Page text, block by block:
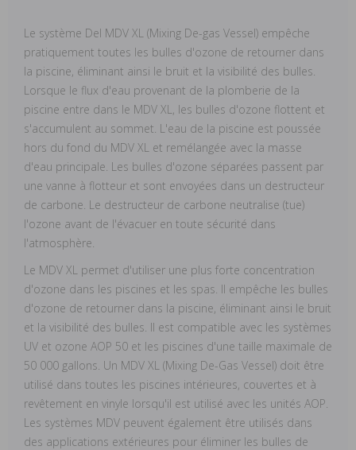
Le système Del MDV XL (Mixing De-gas Vessel) empêche
pratiquement toutes les bulles d'ozone de retourner dans
la piscine, éliminant ainsi le bruit et la visibilité des bulles.
Lorsque le flux d'eau provenant de la plomberie de la
piscine entre dans le MDV XL, les bulles d'ozone flottent et
s'accumulent au sommet. L'eau de la piscine est poussée
hors du fond du MDV XL et remélangée avec la masse
d'eau principale. Les bulles d'ozone séparées passent par
une vanne à flotteur et sont envoyées dans un destructeur
de carbone. Le destructeur de carbone neutralise (tue)
l'ozone avant de l'évacuer en toute sécurité dans
l'atmosphère.
Le MDV XL permet d'utiliser une plus forte concentration
d'ozone dans les piscines et les spas. Il empêche les bulles
d'ozone de retourner dans la piscine, éliminant ainsi le bruit
et la visibilité des bulles. Il est compatible avec les systèmes
UV et ozone AOP 50 et les piscines d'une taille maximale de
50 000 gallons. Un MDV XL (Mixing De-Gas Vessel) doit être
utilisé dans toutes les piscines intérieures, couvertes et à
revêtement en vinyle lorsqu'il est utilisé avec les unités AOP.
Les systèmes MDV peuvent également être utilisés dans
des applications extérieures pour éliminer les bulles de